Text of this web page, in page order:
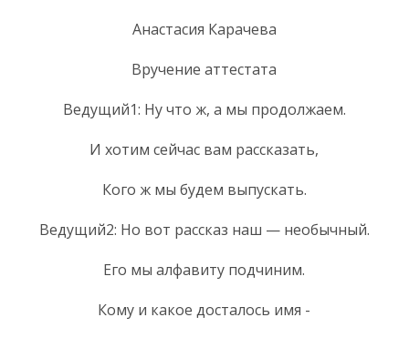
Анастасия Карачева
Вручение аттестата
Ведущий1: Ну что ж, а мы продолжаем.
И хотим сейчас вам рассказать,
Кого ж мы будем выпускать.
Ведущий2: Но вот рассказ наш — необычный.
Его мы алфавиту подчиним.
Кому и какое досталось имя -